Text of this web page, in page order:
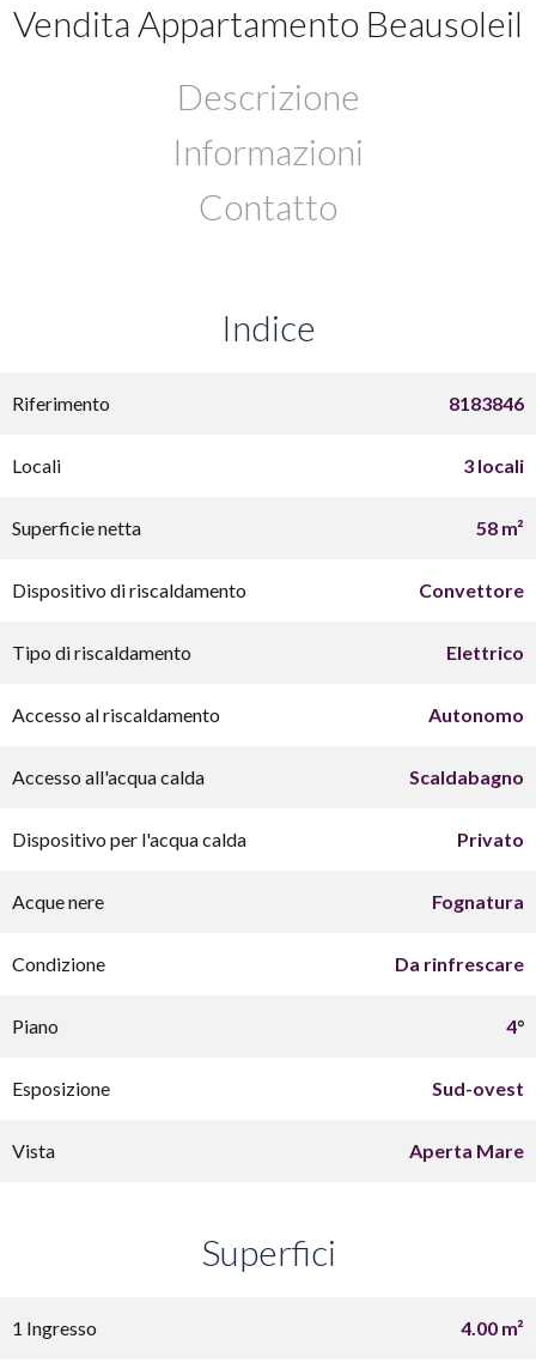
Vendita Appartamento Beausoleil
Descrizione
Informazioni
Contatto
Indice
Riferimento 8183846
Locali 3 locali
Superficie netta 58 m²
Dispositivo di riscaldamento Convettore
Tipo di riscaldamento Elettrico
Accesso al riscaldamento Autonomo
Accesso all'acqua calda Scaldabagno
Dispositivo per l'acqua calda Privato
Acque nere Fognatura
Condizione Da rinfrescare
Piano 4°
Esposizione Sud-ovest
Vista Aperta Mare
Superfici
1 Ingresso 4.00 m²